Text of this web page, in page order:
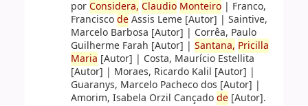
porConsidera, Claudio Monteiro| Franco,
FranciscodeAssis Leme[Autor] | Saintive,
Marcelo Barbosa [Autor] | Corrêa, Paulo
Guilherme Farah [Autor] | Santana, Pricilla
Maria [Autor] | Costa, Maurício Estellita
[Autor] | Moraes, Ricardo Kalil [Autor] |
Guaranys, Marcelo Pacheco dos [Autor] |
Amorim, Isabela Orzil Cançadode[Autor].